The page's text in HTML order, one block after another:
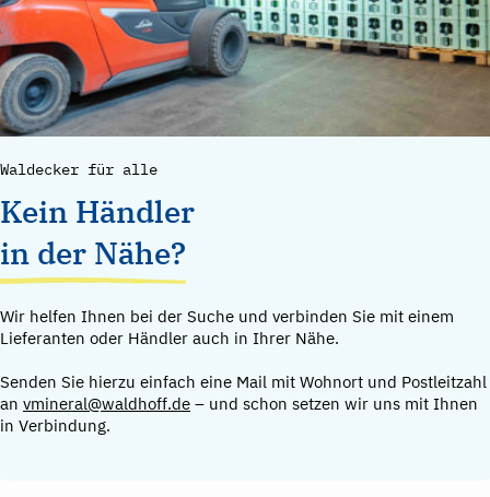
Waldecker für alle
Kein Händler
in der Nähe?
Wir helfen Ihnen bei der Suche und verbinden Sie mit einem
Lieferanten oder Händler auch in Ihrer Nähe.
Senden Sie hierzu einfach eine Mail mit Wohnort und Postleitzahl
an vmineral@waldhoff.de – und schon setzen wir uns mit Ihnen
in Verbindung.